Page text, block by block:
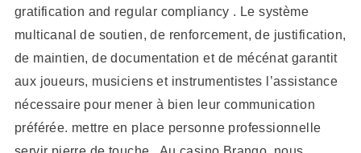
gratification and regular compliancy . Le système
multicanal de soutien, de renforcement, de justification,
de maintien, de documentation et de mécénat garantit
aux joueurs, musiciens et instrumentistes l’assistance
nécessaire pour mener à bien leur communication
préférée. mettre en place personne professionnelle